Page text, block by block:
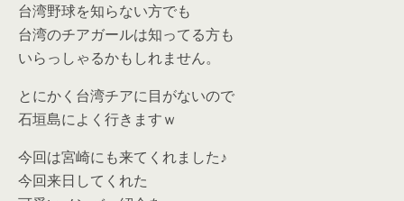
台湾野球を知らない方でも
台湾のチアガールは知ってる方も
いらっしゃるかもしれません。
とにかく台湾チアに目がないので
石垣島によく行きますｗ
今回は宮崎にも来てくれました♪
今回来日してくれた